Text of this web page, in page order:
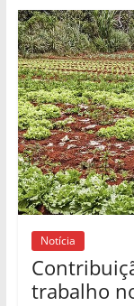
Notícia
trabalho